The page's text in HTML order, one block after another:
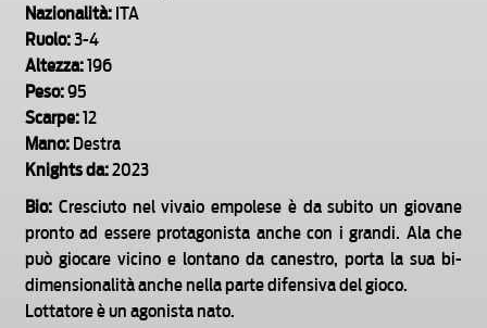
Nazionalità:ITA
Ruolo:3-4
Altezza:196
Peso:95
Scarpe:12
Mano:Destra
Knights da:2023
Bio: Cresciuto nel vivaio empolese è da subito un giovane
pronto ad essere protagonista anche con i grandi. Ala che
può giocare vicino e lontano da canestro, porta la sua bi-
dimensionalità anche nella parte difensiva del gioco.
Lottatore è un agonista nato.